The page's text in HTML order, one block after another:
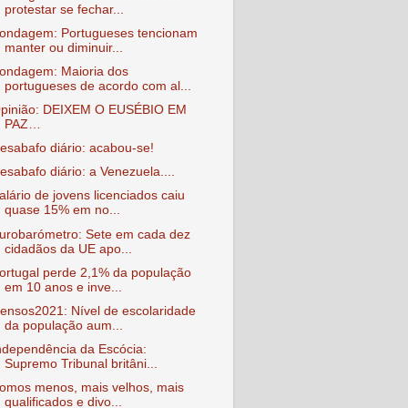
protestar se fechar...
Portugueses tencionam
manter ou diminuir...
Maioria dos
portugueses de acordo com al...
DEIXEM O EUSÉBIO EM
PAZ…
diário: acabou-se!
diário: a Venezuela....
de jovens licenciados caiu
quase 15% em no...
Sete em cada dez
cidadãos da UE apo...
perde 2,1% da população
em 10 anos e inve...
Nível de escolaridade
da população aum...
da Escócia:
Supremo Tribunal britâni...
menos, mais velhos, mais
qualificados e divo...